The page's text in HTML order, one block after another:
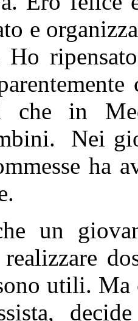
e
Ho
che in
Nei
ha
un
utili.